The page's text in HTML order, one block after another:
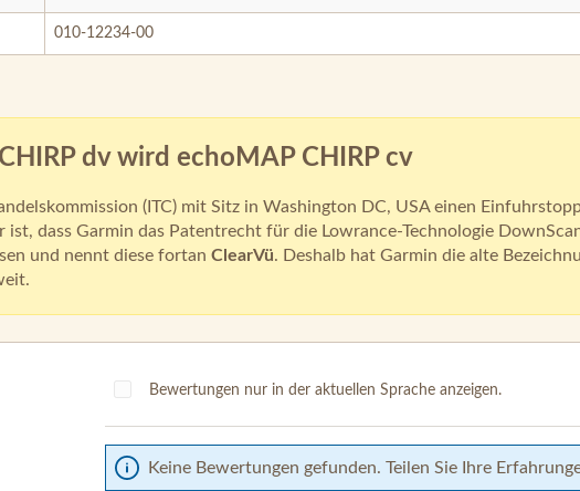
010-12234-00
dv wird echoMAP CHIRP cv
(ITC) mit Sitz in Washington DC, USA einen
dass Garmin das Patentrecht für die Lowrance-Technologie
und nennt diese fortan ClearVü. Deshalb hat Garmin die alte
Bewertungen nur in der aktuellen Sprache anzeigen.
Keine Bewertungen gefunden. Teilen Sie Ihre